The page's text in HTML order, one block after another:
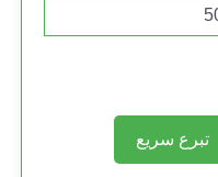
تبرع سريع